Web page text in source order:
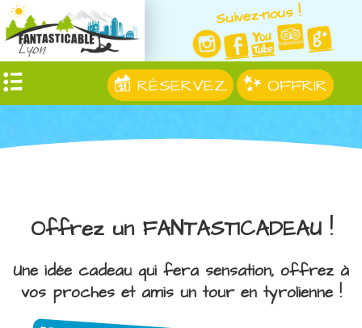
Suivez-nous !
RÉSERVEZ OFFRIR
Offrez un FANTASTICADEAU !
Une idée cadeau qui fera sensation, offrez à
vos proches et amis un tour en tyrolienne !